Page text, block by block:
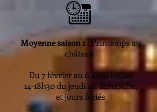
Moyenne saison 1 : Printemps au
château
Du 7 févrierau 6 avril inclus
14-18h30 du jeudi au dimanche,
et jours fériés